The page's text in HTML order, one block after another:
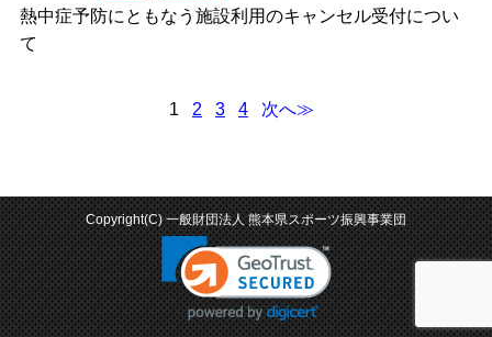
熱中症予防にともなう施設利用のキャンセル受付につい
て
1 2 3 4 次へ≫
Copyright(C) 一般財団法人 熊本県スポーツ振興事業団